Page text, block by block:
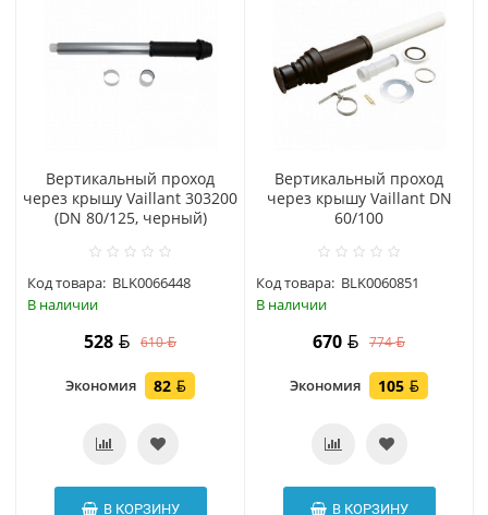
Вертикальный проход
через крышу Vaillant 303200
(DN 80/125, черный)
Код товара: BLK0066448
В наличии
528 610
Экономия 82
В КОРЗИНУ
Вертикальный проход
через крышу Vaillant DN
60/100
Код товара: BLK0060851
В наличии
670 774
Экономия 105
В КОРЗИНУ